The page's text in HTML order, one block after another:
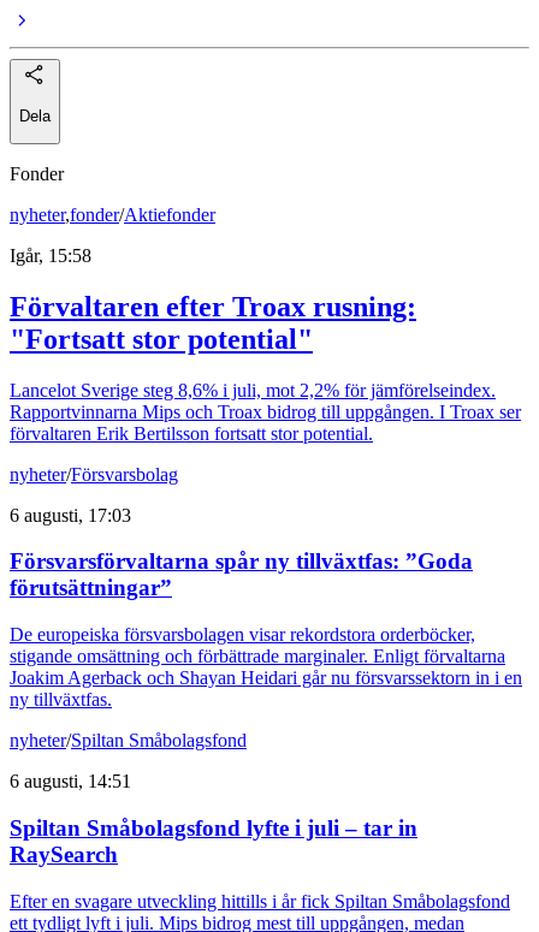
Dela
Fonder
nyheter,fonder/Aktiefonder
Igår, 15:58
Förvaltaren efter Troax rusning:
"Fortsatt stor potential"
Lancelot Sverige steg 8,6% i juli, mot 2,2% för jämförelseindex.
Rapportvinnarna Mips och Troax bidrog till uppgången. I Troax ser
förvaltaren Erik Bertilsson fortsatt stor potential.
nyheter/Försvarsbolag
6 augusti, 17:03
Försvarsförvaltarna spår ny tillväxtfas: ”Goda
förutsättningar”
De europeiska försvarsbolagen visar rekordstora orderböcker,
stigande omsättning och förbättrade marginaler. Enligt förvaltarna
Joakim Agerback och Shayan Heidari går nu försvarssektorn in i en
ny tillväxtfas.
nyheter/Spiltan Småbolagsfond
6 augusti, 14:51
Spiltan Småbolagsfond lyfte i juli – tar in
RaySearch
Efter en svagare utveckling hittills i år fick Spiltan Småbolagsfond
ett tydligt lyft i juli. Mips bidrog mest till uppgången, medan